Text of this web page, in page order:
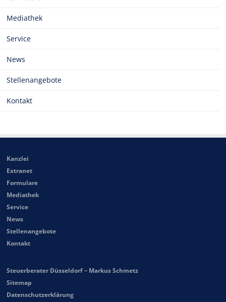
Mediathek
Service
News
Stellenangebote
Kontakt
Kanzlei
Extranet
Formulare
Mediathek
Service
News
Stellenangebote
Kontakt
Steuerberater Düsseldorf – Markus Schmetz
Sitemap
Datenschutzerklärung